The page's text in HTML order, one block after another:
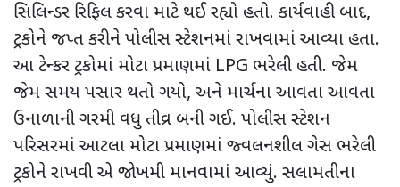
સિલિન્ડર રિફિલ કરવા માટે થઈ રહ્યો હતો. કાર્યવાહી બાદ,
ટ્રકોને જપ્ત કરીને પોલીસ સ્ટેશનમાં રાખવામાં આવ્યા હતા.
આ ટેન્કર ટ્રકોમાં મોટા પ્રમાણમાં LPG ભરેલી હતી. જેમ
જેમ સમય પસાર થતો ગયો, અને માર્ચના આવતા આવતા
ઉનાળાની ગરમી વધુ તીવ્ર બની ગઈ. પોલીસ સ્ટેશન
પરિસરમાં આટલા મોટા પ્રમાણમાં જ્વલનશીલ ગેસ ભરેલી
ટ્રકોને રાખવી એ જોખમી માનવામાં આવ્યું. સલામતીના